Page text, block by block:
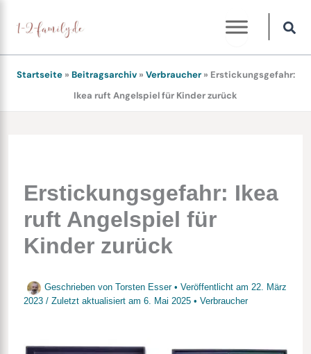
Inhalt
springen
Startseite» Beitragsarchiv» Verbraucher» Erstickungsgefahr:
Ikea ruft Angelspiel für Kinder zurück
Erstickungsgefahr: Ikea
ruft Angelspiel für
Kinder zurück
Geschrieben von Torsten Esser • Veröffentlicht am 22. März
2023 / Zuletzt aktualisiert am 6. Mai 2025• Verbraucher